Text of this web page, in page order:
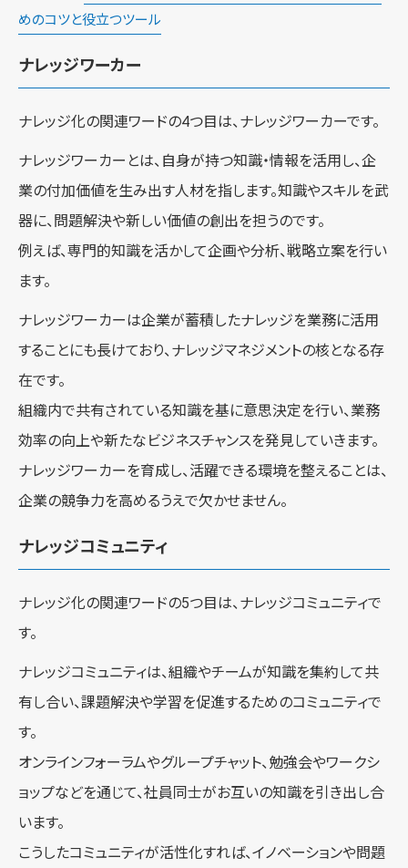
めのコツと役立つツール
ナレッジワーカー
ナレッジ化の関連ワードの4つ目は、ナレッジワーカーです。
ナレッジワーカーとは、自身が持つ知識・情報を活用し、企
業の付加価値を生み出す人材を指します。知識やスキルを武
器に、問題解決や新しい価値の創出を担うのです。
例えば、専門的知識を活かして企画や分析、戦略立案を行い
ます。
ナレッジワーカーは企業が蓄積したナレッジを業務に活用
することにも長けており、ナレッジマネジメントの核となる存
在です。
組織内で共有されている知識を基に意思決定を行い、業務
効率の向上や新たなビジネスチャンスを発見していきます。
ナレッジワーカーを育成し、活躍できる環境を整えることは、
企業の競争力を高めるうえで欠かせません。
ナレッジコミュニティ
ナレッジ化の関連ワードの5つ目は、ナレッジコミュニティで
す。
ナレッジコミュニティは、組織やチームが知識を集約して共
有し合い、課題解決や学習を促進するためのコミュニティで
す。
オンラインフォーラムやグループチャット、勉強会やワークシ
ョップなどを通じて、社員同士がお互いの知識を引き出し合
います。
こうしたコミュニティが活性化すれば、イノベーションや問題